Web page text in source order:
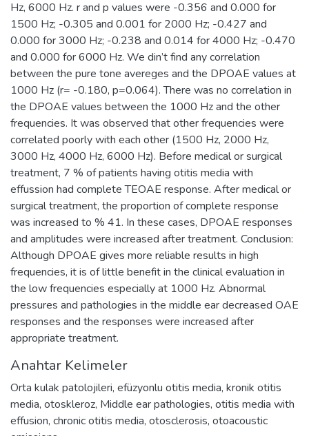
Hz, 6000 Hz. r and p values were -0.356 and 0.000 for
1500 Hz; -0.305 and 0.001 for 2000 Hz; -0.427 and
0.000 for 3000 Hz; -0.238 and 0.014 for 4000 Hz; -0.470
and 0.000 for 6000 Hz. We din’t find any correlation
between the pure tone avereges and the DPOAE values at
1000 Hz (r= -0.180, p=0.064). There was no correlation in
the DPOAE values between the 1000 Hz and the other
frequencies. It was observed that other frequencies were
correlated poorly with each other (1500 Hz, 2000 Hz,
3000 Hz, 4000 Hz, 6000 Hz). Before medical or surgical
treatment, 7 % of patients having otitis media with
effussion had complete TEOAE response. After medical or
surgical treatment, the proportion of complete response
was increased to % 41. In these cases, DPOAE responses
and amplitudes were increased after treatment. Conclusion:
Although DPOAE gives more reliable results in high
frequencies, it is of little benefit in the clinical evaluation in
the low frequencies especially at 1000 Hz. Abnormal
pressures and pathologies in the middle ear decreased OAE
responses and the responses were increased after
appropriate treatment.
Anahtar Kelimeler
Orta kulak patolojileri, efüzyonlu otitis media, kronik otitis
media, otoskleroz, Middle ear pathologies, otitis media with
effusion, chronic otitis media, otosclerosis, otoacoustic